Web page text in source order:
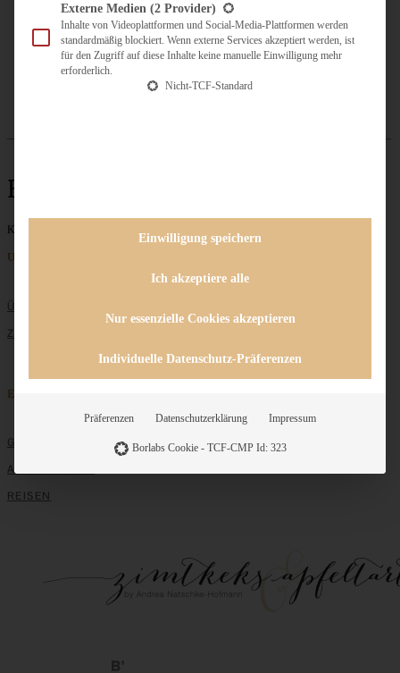
ZUSAMMENARBEIT
Hackbällchen
Keine Beiträge gefunden
Unternehmen
ÜBER MICH
ZUSAMMENARBEIT
Entdecken
GRUNDLAGEN
ALLE REZEPTE
REISEN
Externe Medien (2 Provider)
Inhalte von Videoplattformen und Social-Media-Plattformen werden
standardmäßig blockiert. Wenn externe Services akzeptiert werden, ist
für den Zugriff auf diese Inhalte keine manuelle Einwilligung mehr
erforderlich.
Nicht-TCF-Standard
Einwilligung speichern
Ich akzeptiere alle
Nur essenzielle Cookies akzeptieren
Individuelle Datenschutz-Präferenzen
Präferenzen Datenschutzerklärung Impressum
Borlabs Cookie - TCF-CMP Id: 323